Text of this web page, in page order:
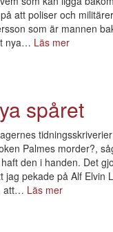
att poliser och
som är mannen
nya… Läs mer
spåret
Palmes morder?,
den i handen. Det
pekade på Alf Elvin
att… Läs mer